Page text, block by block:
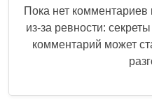
Пока нет комментариев
из-за ревности:
комментарий может